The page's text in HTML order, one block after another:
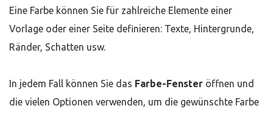
Eine Farbe können Sie für zahlreiche Elemente einer
Vorlage oder einer Seite definieren: Texte, Hintergrunde,
Ränder, Schatten usw.
In jedem Fall können Sie das Farbe-Fenster öffnen und
die vielen Optionen verwenden, um die gewünschte Farbe